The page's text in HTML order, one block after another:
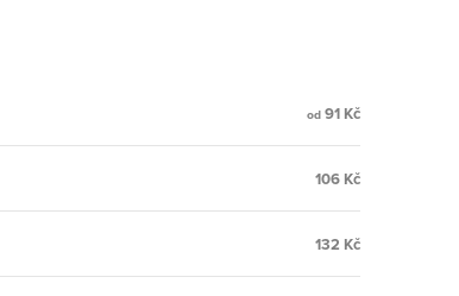
od 91 Kč
106 Kč
132 Kč